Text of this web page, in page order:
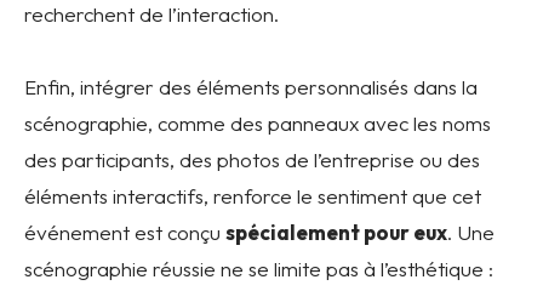
recherchent de l’interaction.
Enfin, intégrer des éléments personnalisés dans la
scénographie, comme des panneaux avec les noms
des participants, des photos de l’entreprise ou des
éléments interactifs, renforce le sentiment que cet
événement est conçu spécialement pour eux. Une
scénographie réussie ne se limite pas à l’esthétique :